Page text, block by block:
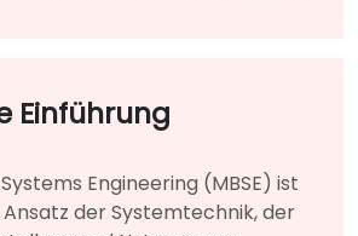
Einführung
Engineering (MBSE) ist
der Systemtechnik, der